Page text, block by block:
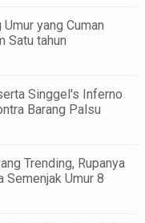
yang Cuman
Satu tahun
Singgel's Inferno
Barang Palsu
Trending, Rupanya
Semenjak Umur 8